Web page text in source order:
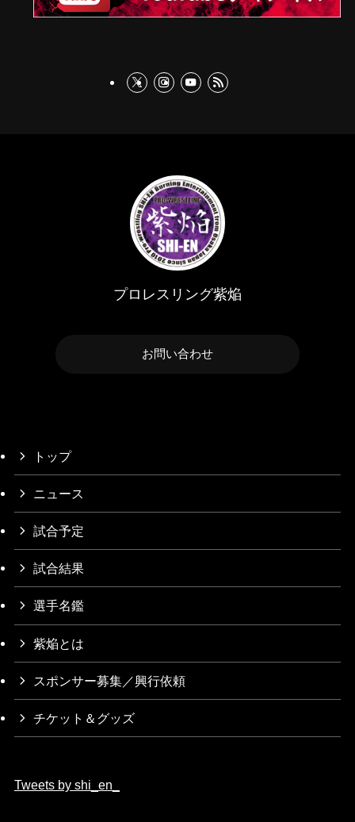
プロレスリング紫焔
お問い合わせ
トップ
ニュース
試合予定
試合結果
選手名鑑
紫焔とは
スポンサー募集／興行依頼
チケット＆グッズ
Tweets by shi_en_